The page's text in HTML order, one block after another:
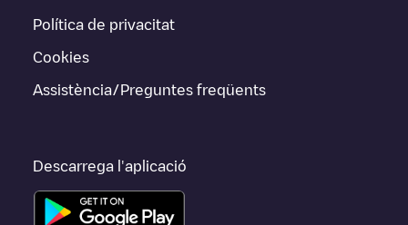
Política de privacitat
Cookies
Assistència/Preguntes freqüents
Descarrega l'aplicació